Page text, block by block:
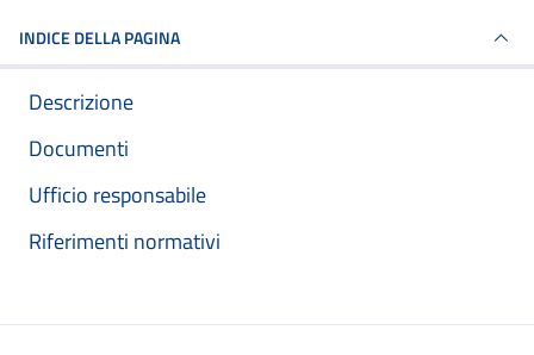
INDICE DELLA PAGINA
Descrizione
Documenti
Ufficio responsabile
Riferimenti normativi